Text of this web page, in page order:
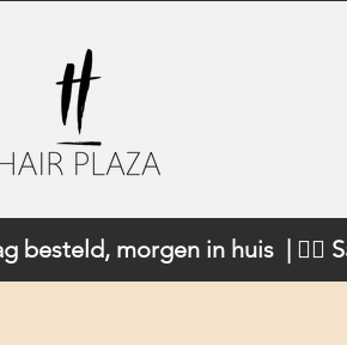
besteld, morgen in huis | 💇‍♀️